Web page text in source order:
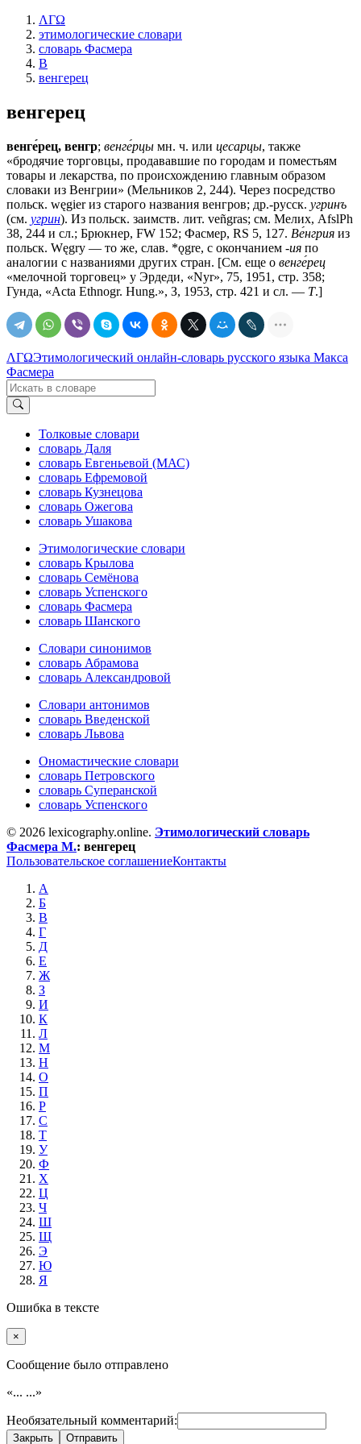
ΛΓΩ
этимологические словари
словарь Фасмера
В
венгерец
венгерец
венге́рец, венгр; венге́рцы мн. ч. или цесарцы, также
«бродячие торговцы, продававшие по городам и поместьям
товары и лекарства, по происхождению главным образом
словаки из Венгрии» (Мельников 2, 244). Через посредство
польск. węgier из старого названия венгров; др.-русск. угринъ
(см. угрин). Из польск. заимств. лит. veñgras; см. Мелих, AfslPh
38, 244 и сл.; Брюкнер, FW 152; Фасмер, RS 5, 127. Ве́нгрия из
польск. Węgry — то же, слав. *ǫgre, с окончанием -ия по
аналогии с названиями других стран. [См. еще о венге́рец
«мелочной торговец» у Эрдеди, «Nyr», 75, 1951, стр. 358;
Гунда, «Acta Ethnogr. Hung.», З, 1953, стр. 421 и сл. — Т.]
ΛΓΩЭтимологический онлайн-словарь русского языка Макса
Фасмера
Толковые словари
словарь Даля
словарь Евгеньевой (МАС)
словарь Ефремовой
словарь Кузнецова
словарь Ожегова
словарь Ушакова
Этимологические словари
словарь Крылова
словарь Семёнова
словарь Успенского
словарь Фасмера
словарь Шанского
Словари синонимов
словарь Абрамова
словарь Александровой
Словари антонимов
словарь Введенской
словарь Львова
Ономастические словари
словарь Петровского
словарь Суперанской
словарь Успенского
© 2026 lexicography.online. Этимологический словарь
Фасмера М.: венгерец
Пользовательское соглашениеКонтакты
А
Б
В
Г
Д
Е
Ж
З
И
К
Л
М
Н
О
П
Р
С
Т
У
Ф
Х
Ц
Ч
Ш
Щ
Э
Ю
Я
Ошибка в тексте
×
Cообщение было отправлено
«... ...»
Необязательный комментарий:
Закрыть Отправить